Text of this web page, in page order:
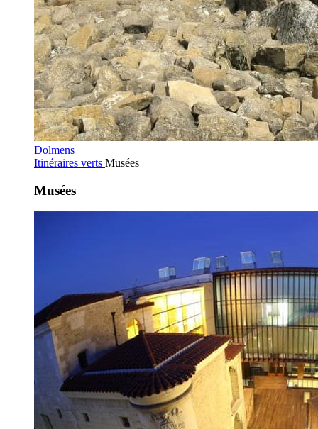
Dolmens
Itinéraires verts Musées
Musées